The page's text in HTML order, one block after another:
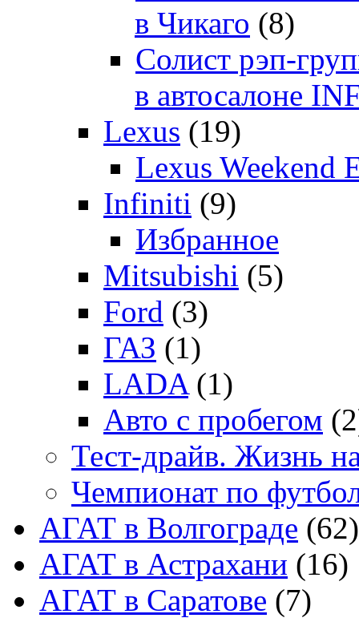
в Чикаго (8)
Солист рэп-
в автосалоне
Lexus (19)
Lexus Weekend
Infiniti (9)
Избранное
Mitsubishi (5)
Ford (3)
ГАЗ (1)
LADA (1)
Авто с пробегом
Тест-драйв. Жизнь
Чемпионат по
АГАТ в Волгограде (62)
АГАТ в Астрахани (16)
АГАТ в Саратове (7)